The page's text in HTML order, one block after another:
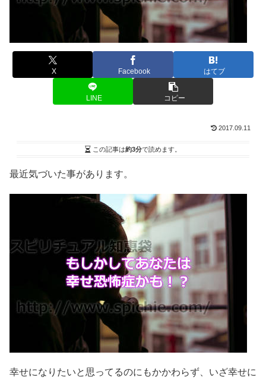
X Facebook はてブ
LINE コピー
2017.09.11
この記事は約3分で読めます。
最近気づいた事があります。
幸せになりたいと思ってるのにもかかわらず、いざ幸せに